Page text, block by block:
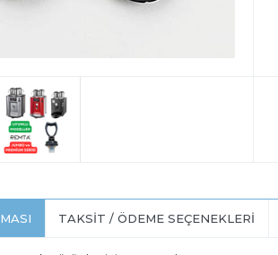
TAKSIT / ÖDEME SEÇENEKLERI